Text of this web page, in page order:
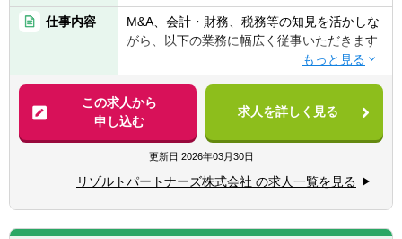
います。
【この職種の魅力・特徴】
■企業価値向上の専門家集団であるPEファン
ドと協同しながら日本経済の活性化に貢献す
ることのできる社会的意義の高い業務です。
■M&AのマーケットにおいてPEファンドの存
在感が増す中で、PEファンドの特性を理解
し、柔軟な発想と高度な税務経験を有する専
ドのM&A税務業務へのフォーカスを通じて、
高度な税務の専門性をベースとする尖った専
門家になれる魅力的なポジションです。
心
【歓迎要件】
■コンサルティングファーム/FASでの実務経
験2年以上
■監査法人、事業会社での経理・財務
※コンサル未経験であっても、将来的な独立
を見据えて業務経験を幅広く積みたい方も歓
迎）
■会計や財務領域でキャリアを積みたい方
仕事内容
M&A、会計・財務、税務等の知見を活かしな
がら、以下の業務に幅広く従事いただきます
■M&Aアドバイザリー
- ファイナンシャルアドバイザリー
- デューデリジェンス（財務・税務DD、ビジ
- バリュエーション（株式価値算定、投資採
算分析、PPA等）
- PMI（M&A後の統合計画策定支援、管理体
制構築支援等）
この求人から
申し込む
求人を詳しく見る
更新日 2026年03月30日
リゾルトパートナーズ株式会社 の求人一覧を見る